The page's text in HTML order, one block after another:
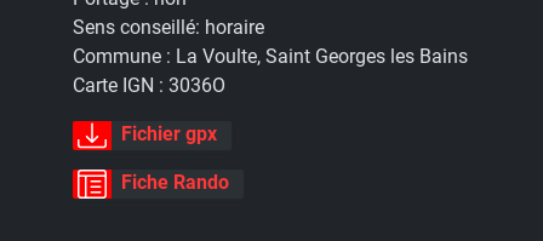
Sens conseillé: horaire
Commune : La Voulte, Saint Georges les Bains
Carte IGN : 3036O
Fichier gpx
Fiche Rando